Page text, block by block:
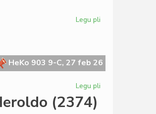
Legu pli
la
redakcio
HeKo 903 9-C, 27 feb 26
Legu pli
(2374)